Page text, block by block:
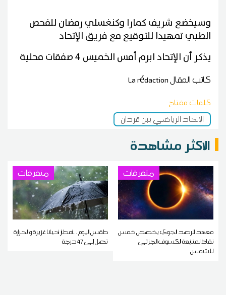
وسيخضع شريف كمارا وكنغسلي رمضان للفحص
الطبي تمهيدا للتوقيع مع فريق الإتحاد
يذكر أن الإتحاد ابرم أمس الخميس 4 صفقات محلية
كاتب المقالLa rédaction
كلمات مفتاح
الإتحاد الرياضي ببن قردان
الاكثر مشاهدة
متفرقات
معهد الرصد الجوي يخصص خمس
نقاط لمتابعة الكسوف الجزئي
للشمس
متفرقات
طقس اليوم ...أمطار أحيانا غزيرة و الحرارة
تصل إلى 47 درجة